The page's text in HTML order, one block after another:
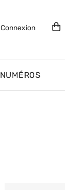
Connexion
NUMÉROS